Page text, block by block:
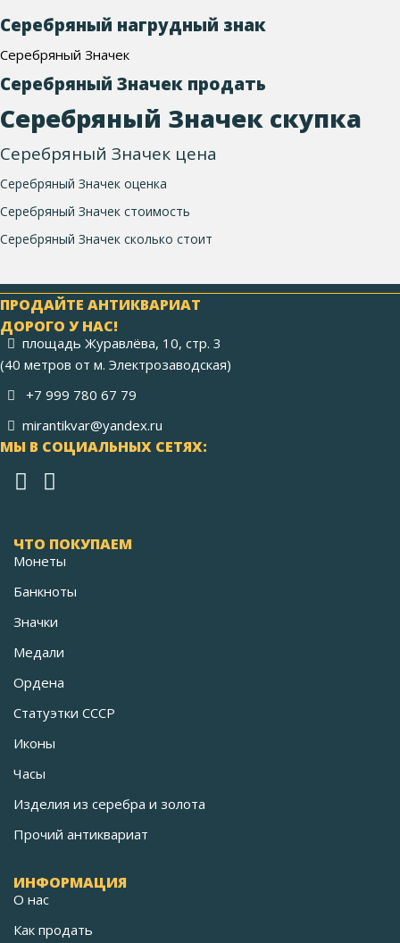
Серебряный нагрудный знак
Серебряный Значек
Серебряный Значек продать
Серебряный Значек скупка
Серебряный Значек цена
Серебряный Значек оценка
Серебряный Значек стоимость
Серебряный Значек сколько стоит
ПРОДАЙТЕ АНТИКВАРИАТ
ДОРОГО У НАС!
площадь Журавлёва, 10, стр. 3
(40 метров от м. Электрозаводская)
+7 999 780 67 79
mirantikvar@yandex.ru
МЫ В СОЦИАЛЬНЫХ СЕТЯХ:
ЧТО ПОКУПАЕМ
Монеты
Банкноты
Значки
Медали
Ордена
Статуэтки СССР
Иконы
Часы
Изделия из серебра и золота
Прочий антиквариат
ИНФОРМАЦИЯ
О нас
Как продать